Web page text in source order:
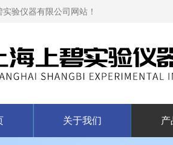
验仪器有限公司网站！
关于我们 产